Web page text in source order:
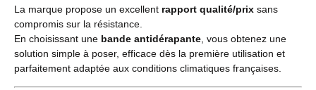
La marque propose un excellent rapport qualité/prix sans
compromis sur la résistance.
En choisissant une bande antidérapante, vous obtenez une
solution simple à poser, efficace dès la première utilisation et
parfaitement adaptée aux conditions climatiques françaises.